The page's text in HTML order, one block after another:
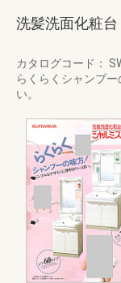
洗髪洗面化粧
カタログコード：
らくらくシャンプ
い。